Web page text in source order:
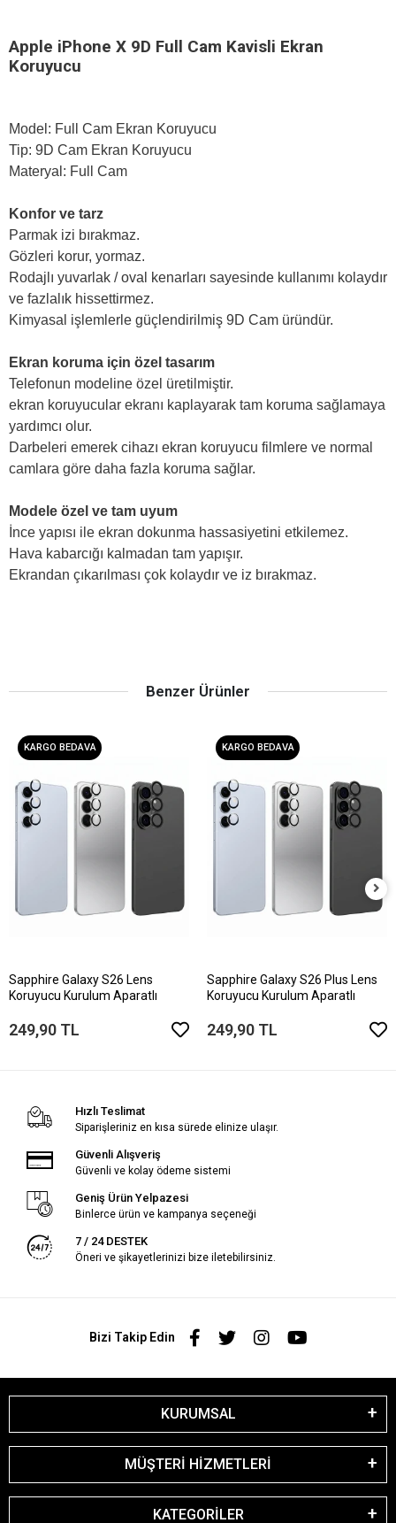
Apple iPhone X 9D Full Cam Kavisli Ekran
Koruyucu
Model: Full Cam Ekran Koruyucu
Tip: 9D Cam Ekran Koruyucu
Materyal: Full Cam
Konfor ve tarz
Parmak izi bırakmaz.
Gözleri korur, yormaz.
Rodajlı yuvarlak / oval kenarları sayesinde kullanımı kolaydır
ve fazlalık hissettirmez.
Kimyasal işlemlerle güçlendirilmiş 9D Cam üründür.
Ekran koruma için özel tasarım
Telefonun modeline özel üretilmiştir.
ekran koruyucular ekranı kaplayarak tam koruma sağlamaya
yardımcı olur.
Darbeleri emerek cihazı ekran koruyucu filmlere ve normal
camlara göre daha fazla koruma sağlar.
Modele özel ve tam uyum
İnce yapısı ile ekran dokunma hassasiyetini etkilemez.
Hava kabarcığı kalmadan tam yapışır.
Ekrandan çıkarılması çok kolaydır ve iz bırakmaz.
Benzer Ürünler
KARGO BEDAVA
Sapphire Galaxy S26 Lens
Koruyucu Kurulum Aparatlı
249,90 TL
KARGO BEDAVA
Sapphire Galaxy S26 Plus Lens
Koruyucu Kurulum Aparatlı
249,90 TL
Hızlı Teslimat
Siparişleriniz en kısa sürede elinize ulaşır.
Güvenli Alışveriş
Güvenli ve kolay ödeme sistemi
Geniş Ürün Yelpazesi
Binlerce ürün ve kampanya seçeneği
7 / 24 DESTEK
Öneri ve şikayetlerinizi bize iletebilirsiniz.
Bizi Takip Edin
KURUMSAL
MÜŞTERİ HİZMETLERİ
KATEGORİLER